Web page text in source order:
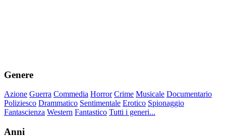
Genere
Azione Guerra Commedia Horror Crime Musicale Documentario
Poliziesco Drammatico Sentimentale Erotico Spionaggio
Fantascienza Western Fantastico Tutti i generi...
Anni